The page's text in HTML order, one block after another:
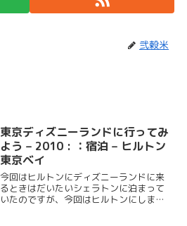
弐穀米
東京ディズニーランドに行ってみ
よう – 2010 : ：宿泊 – ヒルトン
東京ベイ
今回はヒルトンにディズニーランドに来
るときはだいたいシェラトンに泊まって
いたのですが、今回はヒルトンにしまし